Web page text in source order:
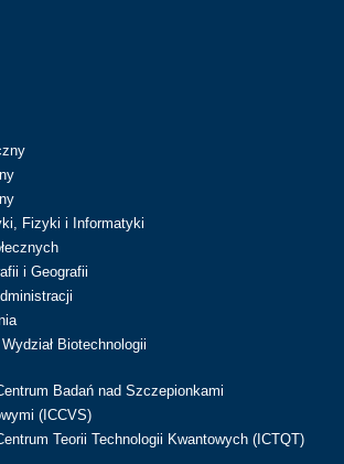
Fizyki i Informatyki
i Geografii
Biotechnologii
Badań nad Szczepionkami
(ICCVS)
Teorii Technologii Kwantowych (ICTQT)